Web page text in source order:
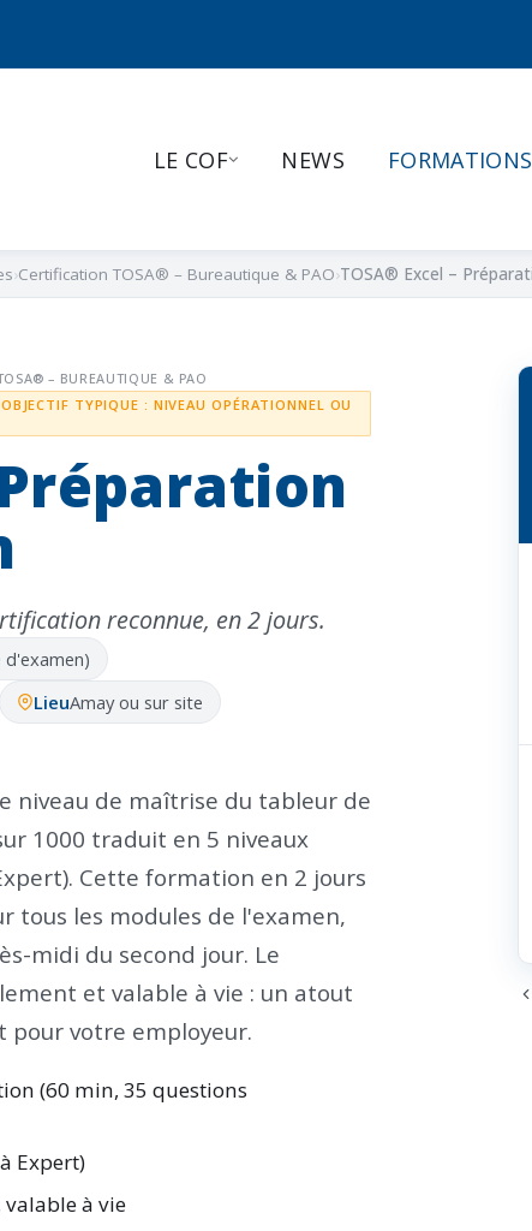
LE COF NEWS FORMATIONS
Certification TOSA® – Bureautique & PAO TOSA® Excel –
– BUREAUTIQUE & PAO
TYPIQUE : NIVEAU OPÉRATIONNEL OU
reconnue, en 2 jours.
LieuAmay ou sur site
niveau de maîtrise du tableur de
1000 traduit en 5 niveaux
Cette formation en 2 jours
tous les modules de l'examen,
midi du second jour. Le
et valable à vie : un atout
pour votre employeur.
(60 min, 35 questions
Expert)
à vie